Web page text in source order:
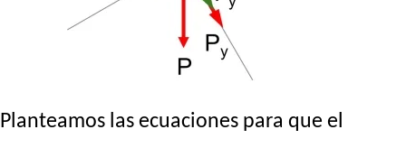
Planteamos las ecuaciones para que el